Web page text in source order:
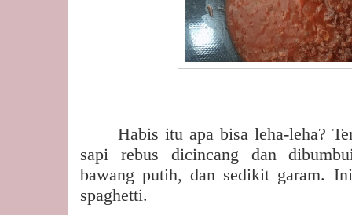
Habis itu apa bisa leha-leha?
sapi rebus dicincang dan
bawang putih, dan sedikit garam.
spaghetti.